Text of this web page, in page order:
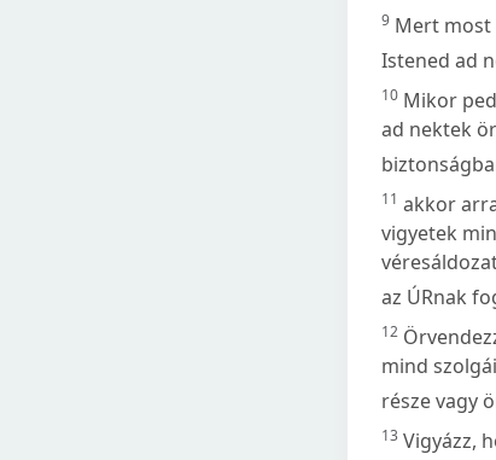
9 Mert most
Istened ad
10 Mikor
ad nektek
11 akkor
vigyetek
az ÚRnak
12
mind
része vagy
13 Vigyázz,